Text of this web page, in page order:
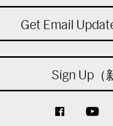
Get Email
Sign Up（